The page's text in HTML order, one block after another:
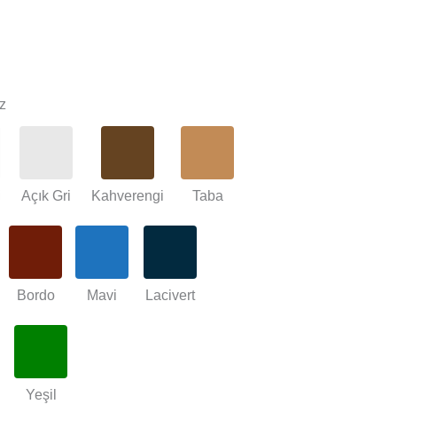
Açık Gri Kahverengi Taba
Bordo Mavi Lacivert
Yeşil